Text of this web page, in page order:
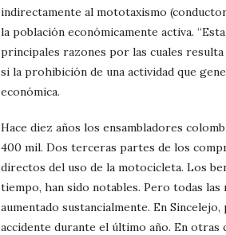
indirectamente al mototaxismo
la población económicamente activa.
principales razones por las cuales
si la prohibición de una actividad que
económica.
Hace diez años los ensambladores
400 mil. Dos terceras partes de los
directos del uso de la motocicleta. Los
tiempo, han sido notables. Pero todas
aumentado sustancialmente. En
accidente durante el último año. En otras